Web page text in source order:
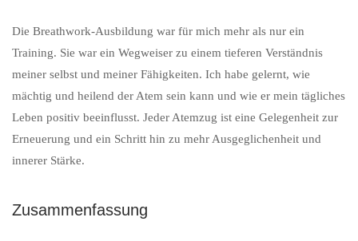
Die Breathwork-Ausbildung war für mich mehr als nur ein
Training. Sie war ein Wegweiser zu einem tieferen Verständnis
meiner selbst und meiner Fähigkeiten. Ich habe gelernt, wie
mächtig und heilend der Atem sein kann und wie er mein tägliches
Leben positiv beeinflusst. Jeder Atemzug ist eine Gelegenheit zur
Erneuerung und ein Schritt hin zu mehr Ausgeglichenheit und
innerer Stärke.
Zusammenfassung